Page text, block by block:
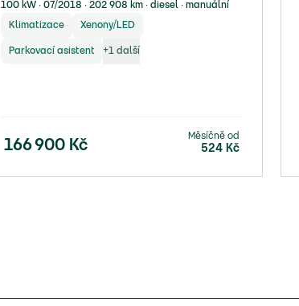
100 kW ∙ 07/2018 ∙ 202 908 km ∙ diesel ∙ manuální
Klimatizace Xenony/LED
Parkovací asistent +1 další
166 900 Kč
Měsíčně od
524 Kč